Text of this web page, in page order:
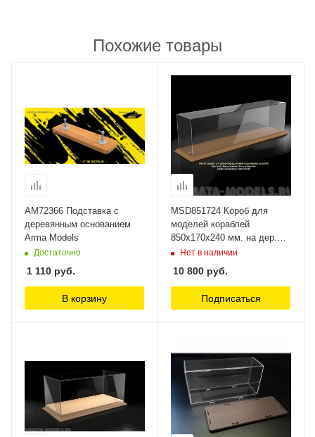
Похожие товары
AM72366 Подставка с
деревянным основанием
Arma Models
Достаточно
1 110 руб.
В корзину
MSD851724 Короб для
моделей кораблей
850х170х240 мм. на дер.
основании Модель-Сервис
Нет в наличии
10 800 руб.
Подписаться